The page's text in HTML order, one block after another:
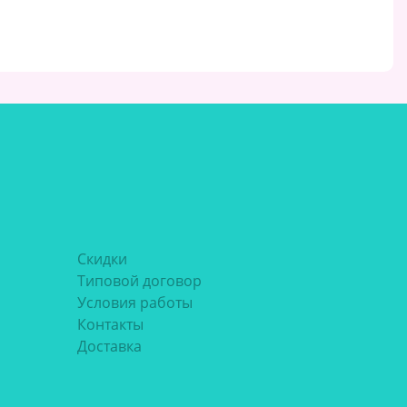
Скидки
Типовой договор
Условия работы
Контакты
Доставка